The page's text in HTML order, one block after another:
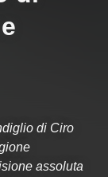
di Ciro
assoluta